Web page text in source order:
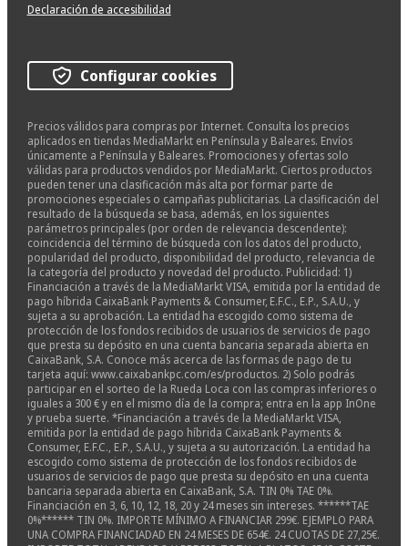
Declaración de accesibilidad
Configurar cookies
Precios válidos para compras por Internet. Consulta los precios
aplicados en tiendas MediaMarkt en Península y Baleares. Envíos
únicamente a Península y Baleares. Promociones y ofertas solo
válidas para productos vendidos por MediaMarkt. Ciertos productos
pueden tener una clasificación más alta por formar parte de
promociones especiales o campañas publicitarias. La clasificación del
resultado de la búsqueda se basa, además, en los siguientes
parámetros principales (por orden de relevancia descendente):
coincidencia del término de búsqueda con los datos del producto,
popularidad del producto, disponibilidad del producto, relevancia de
la categoría del producto y novedad del producto. Publicidad: 1)
Financiación a través de la MediaMarkt VISA, emitida por la entidad de
pago híbrida CaixaBank Payments & Consumer, E.F.C., E.P., S.A.U., y
sujeta a su aprobación. La entidad ha escogido como sistema de
protección de los fondos recibidos de usuarios de servicios de pago
que presta su depósito en una cuenta bancaria separada abierta en
CaixaBank, S.A. Conoce más acerca de las formas de pago de tu
tarjeta aquí: www.caixabankpc.com/es/productos. 2) Solo podrás
participar en el sorteo de la Rueda Loca con las compras inferiores o
iguales a 300 € y en el mismo día de la compra; entra en la app InOne
y prueba suerte. *Financiación a través de la MediaMarkt VISA,
emitida por la entidad de pago híbrida CaixaBank Payments &
Consumer, E.F.C., E.P., S.A.U., y sujeta a su autorización. La entidad ha
escogido como sistema de protección de los fondos recibidos de
usuarios de servicios de pago que presta su depósito en una cuenta
bancaria separada abierta en CaixaBank, S.A. TIN 0% TAE 0%.
Financiación en 3, 6, 10, 12, 18, 20 y 24 meses sin intereses. ******TAE
0%****** TIN 0%. IMPORTE MÍNIMO A FINANCIAR 299€. EJEMPLO PARA
UNA COMPRA FINANCIADAD EN 24 MESES DE 654€. 24 CUOTAS DE 27,25€.